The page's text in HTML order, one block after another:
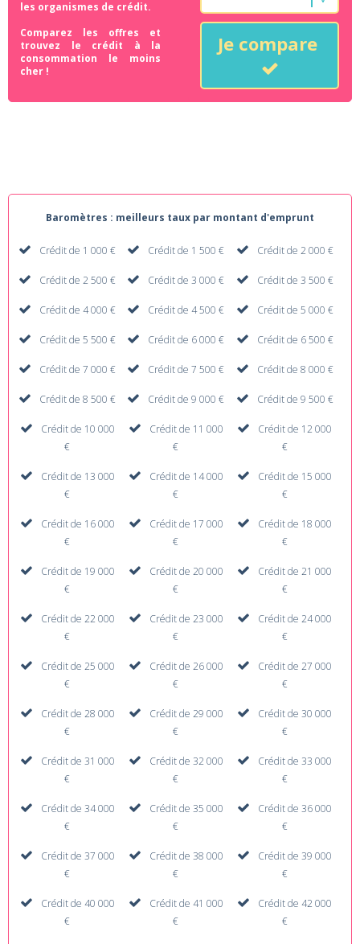
les organismes de crédit.
Comparez les offres et
trouvez le crédit à la
consommation le moins
cher !
Je compare
Baromètres : meilleurs taux par montant d'emprunt
Crédit de 1 000 € Crédit de 1 500 € Crédit de 2 000 €
Crédit de 2 500 € Crédit de 3 000 € Crédit de 3 500 €
Crédit de 4 000 € Crédit de 4 500 € Crédit de 5 000 €
Crédit de 5 500 € Crédit de 6 000 € Crédit de 6 500 €
Crédit de 7 000 € Crédit de 7 500 € Crédit de 8 000 €
Crédit de 8 500 € Crédit de 9 000 € Crédit de 9 500 €
Crédit de 10 000
€
Crédit de 11 000
€
Crédit de 12 000
€
Crédit de 13 000
€
Crédit de 14 000
€
Crédit de 15 000
€
Crédit de 16 000
€
Crédit de 17 000
€
Crédit de 18 000
€
Crédit de 19 000
€
Crédit de 20 000
€
Crédit de 21 000
€
Crédit de 22 000
€
Crédit de 23 000
€
Crédit de 24 000
€
Crédit de 25 000
€
Crédit de 26 000
€
Crédit de 27 000
€
Crédit de 28 000
€
Crédit de 29 000
€
Crédit de 30 000
€
Crédit de 31 000
€
Crédit de 32 000
€
Crédit de 33 000
€
Crédit de 34 000
€
Crédit de 35 000
€
Crédit de 36 000
€
Crédit de 37 000
€
Crédit de 38 000
€
Crédit de 39 000
€
Crédit de 40 000
€
Crédit de 41 000
€
Crédit de 42 000
€